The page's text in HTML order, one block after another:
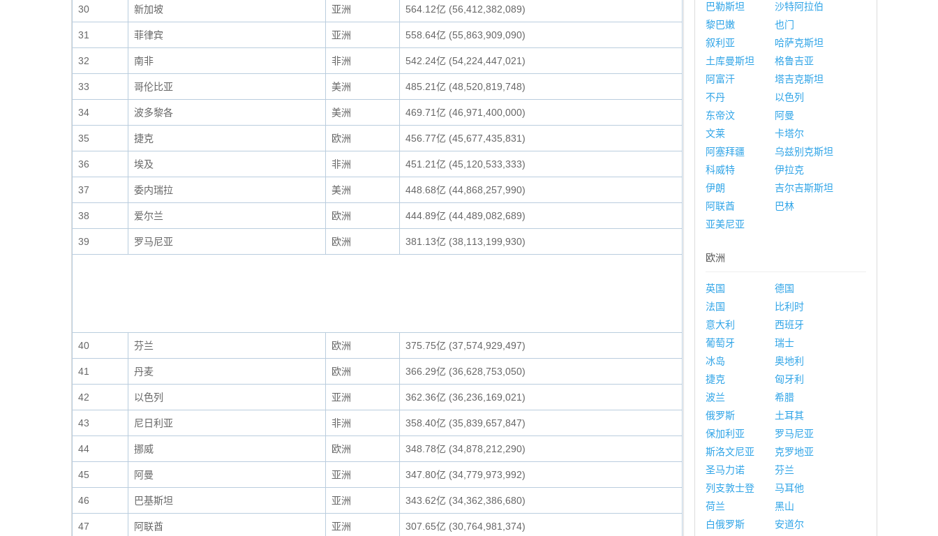
30 新加坡 亚洲 564.12亿 (56,412,382,089)
31 菲律宾 亚洲 558.64亿 (55,863,909,090)
32 南非 非洲 542.24亿 (54,224,447,021)
33 哥伦比亚 美洲 485.21亿 (48,520,819,748)
34 波多黎各 美洲 469.71亿 (46,971,400,000)
35 捷克 欧洲 456.77亿 (45,677,435,831)
36 埃及 非洲 451.21亿 (45,120,533,333)
37 委内瑞拉 美洲 448.68亿 (44,868,257,990)
38 爱尔兰 欧洲 444.89亿 (44,489,082,689)
39 罗马尼亚 欧洲 381.13亿 (38,113,199,930)
40 芬兰 欧洲 375.75亿 (37,574,929,497)
41 丹麦 欧洲 366.29亿 (36,628,753,050)
42 以色列 亚洲 362.36亿 (36,236,169,021)
43 尼日利亚 非洲 358.40亿 (35,839,657,847)
44 挪威 欧洲 348.78亿 (34,878,212,290)
45 阿曼 亚洲 347.80亿 (34,779,973,992)
46 巴基斯坦 亚洲 343.62亿 (34,362,386,680)
47 阿联酋 亚洲 307.65亿 (30,764,981,374)
巴勒斯坦
沙特阿拉伯
黎巴嫩
也门
叙利亚
哈萨克斯坦
土库曼斯坦
格鲁吉亚
阿富汗
塔吉克斯坦
不丹
以色列
东帝汶
阿曼
文莱
卡塔尔
阿塞拜疆
乌兹别克斯坦
科威特
伊拉克
伊朗
吉尔吉斯斯坦
阿联酋
巴林
亚美尼亚
欧洲
英国
德国
法国
比利时
意大利
西班牙
葡萄牙
瑞士
冰岛
奥地利
捷克
匈牙利
波兰
希腊
俄罗斯
土耳其
保加利亚
罗马尼亚
斯洛文尼亚
克罗地亚
圣马力诺
芬兰
列支敦士登
马耳他
荷兰
黑山
白俄罗斯
安道尔